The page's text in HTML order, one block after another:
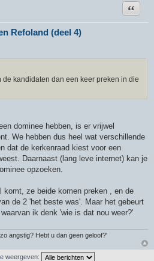
Refoland (deel 4)
Citeer
de kandidaten dan een keer preken in die
dominee hebben, is er vrijwel
We hebben dus heel wat verschillende
dat de kerkenraad kiest voor een
Daarnaast (lang leve internet) kan je
opzoeken.
komt, ze beide komen preken , en de
de 2 'het beste was'. Maar het gebeurt
ik denk 'wie is dat nou weer?'
angstig? Hebt u dan geen geloof?'
weergeven: